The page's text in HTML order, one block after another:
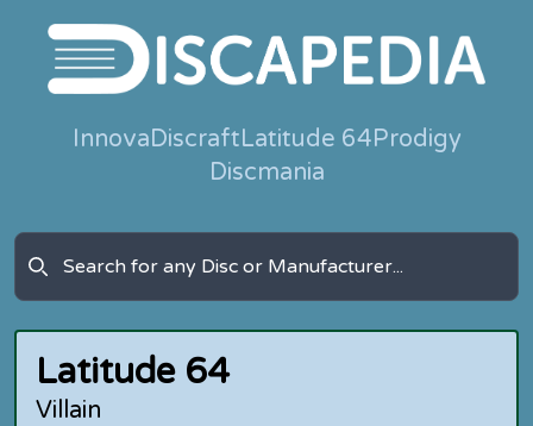
InnovaDiscraftLatitude 64Prodigy
Discmania
Latitude 64
Villain